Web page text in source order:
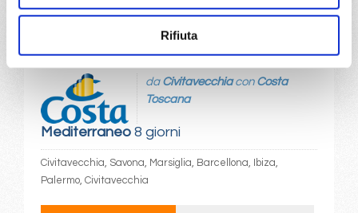
Rifiuta
DETTAGLI
Mediterraneo8 giorni
da Civitavecchiacon Costa
Toscana
Civitavecchia, Savona, Marsiglia, Barcellona, Ibiza,
Palermo, Civitavecchia